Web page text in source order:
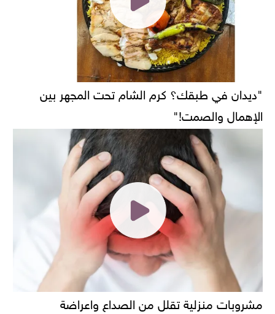
"ديدان في طبقك؟ كرم الشام تحت المجهر بين
الإهمال والصمت!"
مشروبات منزلية تقلل من الصداع واعراضة